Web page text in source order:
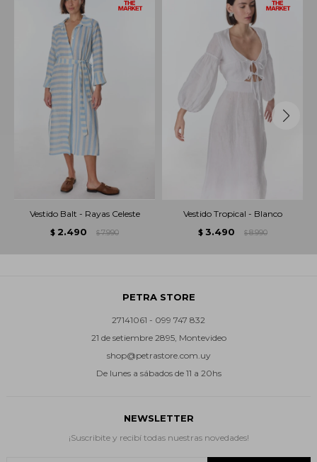
Vestido Balt - Rayas Celeste
$ 2.490 $ 7.990
Vestido Tropical - Blanco
$ 3.490 $ 8.990
PETRA STORE
27141061 - 099 747 832
21 de setiembre 2895, Montevideo
shop@petrastore.com.uy
De lunes a sábados de 11 a 20hs
NEWSLETTER
¡Suscribite y recibí todas nuestras novedades!